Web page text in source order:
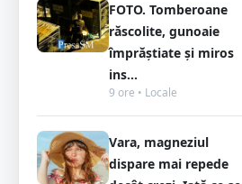
FOTO. Tomberoane
răscolite, gunoaie
împrăștiate și miros
ins...
9 ore • Locale
Vara, magneziul
dispare mai repede